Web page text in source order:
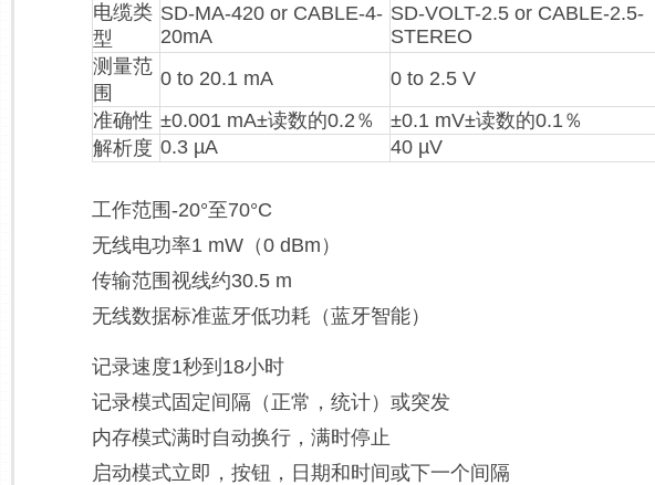
电缆类
型
SD-MA-420 or CABLE-4-
20mA
SD-VOLT-2.5 or CABLE-2.5-
STEREO
测量范
围
0 to 20.1 mA 0 to 2.5 V
准确性 ±0.001 mA±读数的0.2％ ±0.1 mV±读数的0.1％
解析度 0.3 µA 40 µV
工作范围-20°至70°C
无线电功率1 mW（0 dBm）
传输范围视线约30.5 m
无线数据标准蓝牙低功耗（蓝牙智能）
记录速度1秒到18小时
记录模式固定间隔（正常，统计）或突发
内存模式满时自动换行，满时停止
启动模式立即，按钮，日期和时间或下一个间隔